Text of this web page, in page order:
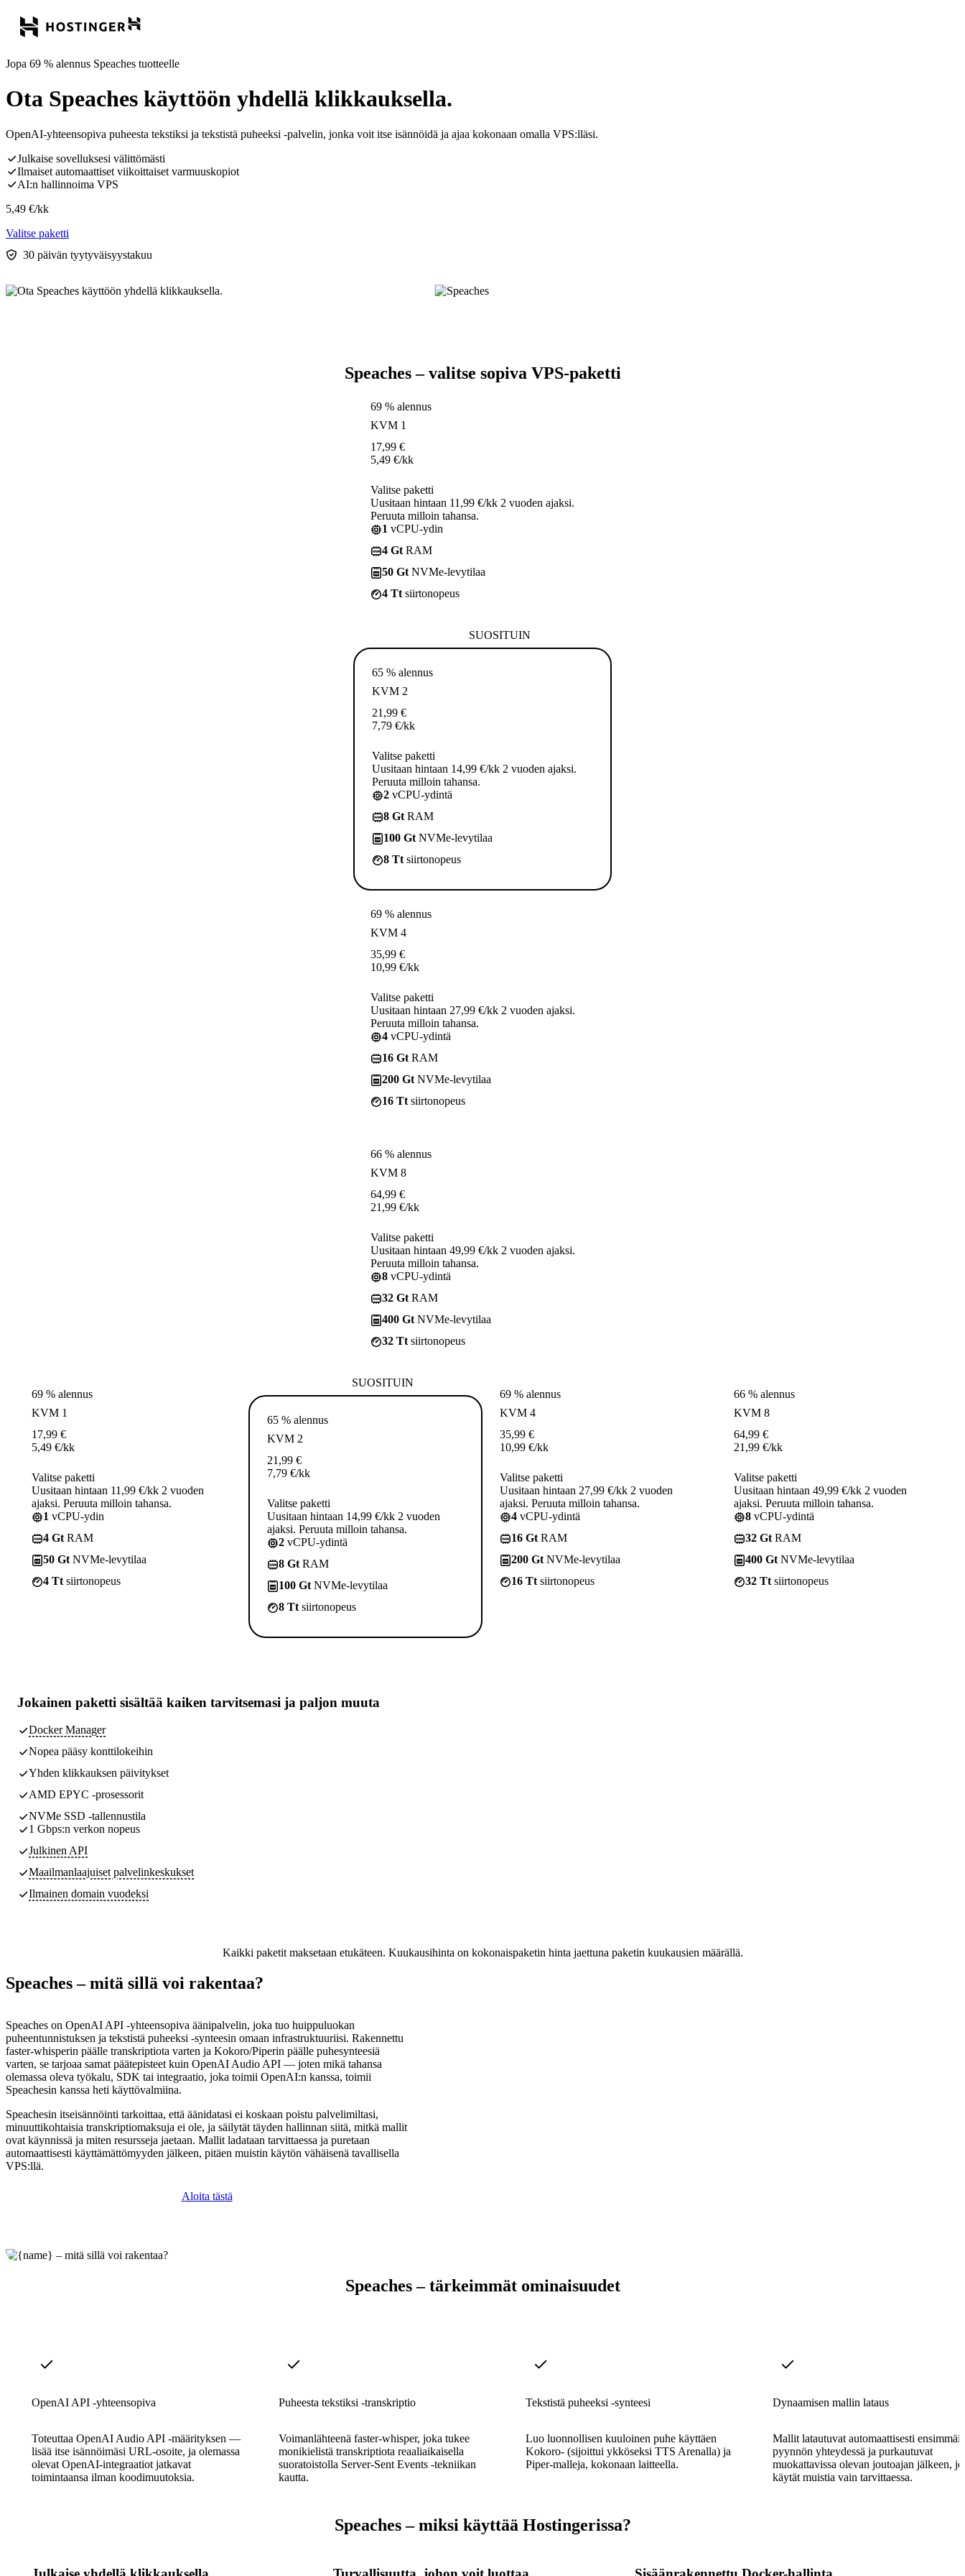
Jopa 69 % alennus Speaches tuotteelle
Ota Speaches käyttöön yhdellä klikkauksella.
OpenAI-yhteensopiva puheesta tekstiksi ja tekstistä puheeksi -palvelin, jonka voit itse isännöidä ja ajaa kokonaan omalla VPS:lläsi.
Julkaise sovelluksesi välittömästi
Ilmaiset automaattiset viikoittaiset varmuuskopiot
AI:n hallinnoima VPS
5,49 €/kk
Valitse paketti
30 päivän tyytyväisyystakuu
Speaches – valitse sopiva VPS-paketti
69 % alennus
KVM 1
17,99 €
5,49 €/kk
Valitse paketti
Uusitaan hintaan 11,99 €/kk 2 vuoden ajaksi.
Peruuta milloin tahansa.
1 vCPU-ydin
4 Gt RAM
50 Gt NVMe-levytilaa
4 Tt siirtonopeus
SUOSITUIN
65 % alennus
KVM 2
21,99 €
7,79 €/kk
Valitse paketti
Uusitaan hintaan 14,99 €/kk 2 vuoden ajaksi.
Peruuta milloin tahansa.
2 vCPU-ydintä
8 Gt RAM
100 Gt NVMe-levytilaa
8 Tt siirtonopeus
69 % alennus
KVM 4
35,99 €
10,99 €/kk
Valitse paketti
Uusitaan hintaan 27,99 €/kk 2 vuoden ajaksi.
Peruuta milloin tahansa.
4 vCPU-ydintä
16 Gt RAM
200 Gt NVMe-levytilaa
16 Tt siirtonopeus
66 % alennus
KVM 8
64,99 €
21,99 €/kk
Valitse paketti
Uusitaan hintaan 49,99 €/kk 2 vuoden ajaksi.
Peruuta milloin tahansa.
8 vCPU-ydintä
32 Gt RAM
400 Gt NVMe-levytilaa
32 Tt siirtonopeus
69 % alennus
KVM 1
17,99 €
5,49 €/kk
Valitse paketti
Uusitaan hintaan 11,99 €/kk 2 vuoden
ajaksi. Peruuta milloin tahansa.
1 vCPU-ydin
4 Gt RAM
50 Gt NVMe-levytilaa
4 Tt siirtonopeus
SUOSITUIN
65 % alennus
KVM 2
21,99 €
7,79 €/kk
Valitse paketti
Uusitaan hintaan 14,99 €/kk 2 vuoden
ajaksi. Peruuta milloin tahansa.
2 vCPU-ydintä
8 Gt RAM
100 Gt NVMe-levytilaa
8 Tt siirtonopeus
69 % alennus
KVM 4
35,99 €
10,99 €/kk
Valitse paketti
Uusitaan hintaan 27,99 €/kk 2 vuoden
ajaksi. Peruuta milloin tahansa.
4 vCPU-ydintä
16 Gt RAM
200 Gt NVMe-levytilaa
16 Tt siirtonopeus
66 % alennus
KVM 8
64,99 €
21,99 €/kk
Valitse paketti
Uusitaan hintaan 49,99 €/kk 2 vuoden
ajaksi. Peruuta milloin tahansa.
8 vCPU-ydintä
32 Gt RAM
400 Gt NVMe-levytilaa
32 Tt siirtonopeus
Jokainen paketti sisältää kaiken tarvitsemasi ja paljon muuta
Docker Manager
Nopea pääsy konttilokeihin
Yhden klikkauksen päivitykset
AMD EPYC -prosessorit
NVMe SSD -tallennustila
1 Gbps:n verkon nopeus
Julkinen API
Maailmanlaajuiset palvelinkeskukset
Ilmainen domain vuodeksi
Kaikki paketit maksetaan etukäteen. Kuukausihinta on kokonaispaketin hinta jaettuna paketin kuukausien määrällä.
Speaches – mitä sillä voi rakentaa?
Speaches on OpenAI API -yhteensopiva äänipalvelin, joka tuo huippuluokan
puheentunnistuksen ja tekstistä puheeksi -synteesin omaan infrastruktuuriisi. Rakennettu
faster-whisperin päälle transkriptiota varten ja Kokoro/Piperin päälle puhesynteesiä
varten, se tarjoaa samat päätepisteet kuin OpenAI Audio API — joten mikä tahansa
olemassa oleva työkalu, SDK tai integraatio, joka toimii OpenAI:n kanssa, toimii
Speachesin kanssa heti käyttövalmiina.
Speachesin itseisännöinti tarkoittaa, että äänidatasi ei koskaan poistu palvelimiltasi,
minuuttikohtaisia transkriptiomaksuja ei ole, ja säilytät täyden hallinnan siitä, mitkä mallit
ovat käynnissä ja miten resursseja jaetaan. Mallit ladataan tarvittaessa ja puretaan
automaattisesti käyttämättömyyden jälkeen, pitäen muistin käytön vähäisenä tavallisella
VPS:llä.
Aloita tästä
Speaches – tärkeimmät ominaisuudet
OpenAI API -yhteensopiva
Toteuttaa OpenAI Audio API -määrityksen —
lisää itse isännöimäsi URL-osoite, ja olemassa
olevat OpenAI-integraatiot jatkavat
toimintaansa ilman koodimuutoksia.
Puheesta tekstiksi -transkriptio
Voimanlähteenä faster-whisper, joka tukee
monikielistä transkriptiota reaaliaikaisella
suoratoistolla Server-Sent Events -tekniikan
kautta.
Tekstistä puheeksi -synteesi
Luo luonnollisen kuuloinen puhe käyttäen
Kokoro- (sijoittui ykköseksi TTS Arenalla) ja
Piper-malleja, kokonaan laitteella.
Dynaamisen mallin lataus
Mallit latautuvat automaattisesti
pyynnön yhteydessä ja purkautuvat
muokattavissa olevan joutoajan jälkeen,
käytät muistia vain tarvittaessa.
Speaches – miksi käyttää Hostingerissa?